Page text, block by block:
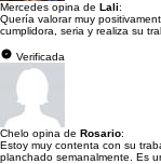
Mercedes opina de Lali:
Quería valorar muy
cumplidora, seria y realiza su
Verificada
Chelo opina de Rosario:
Estoy muy contenta con su
planchado semanalmente. Es